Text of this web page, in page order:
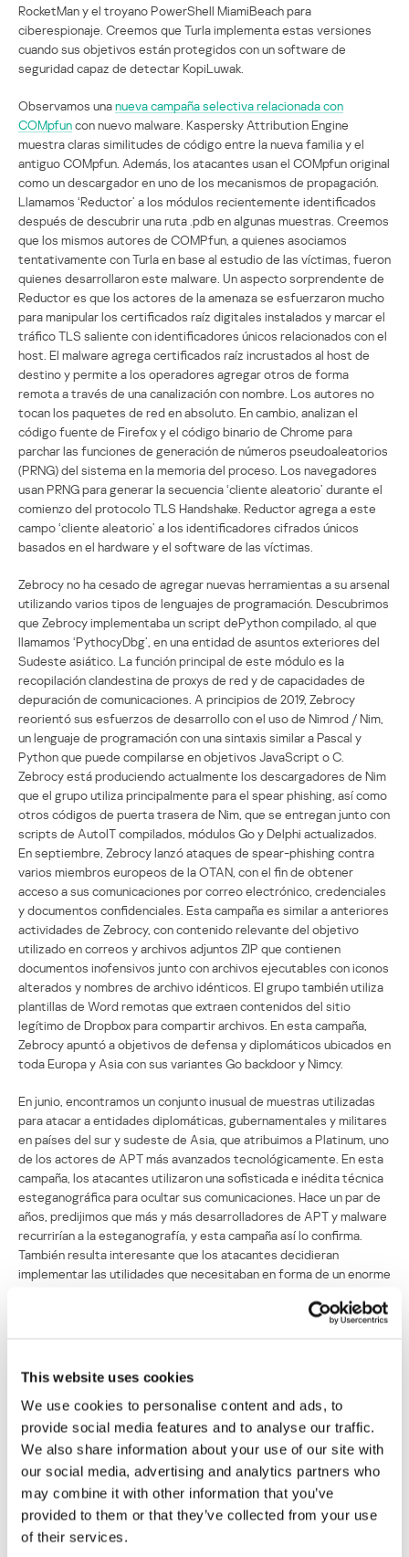
This website uses cookies
We use cookies to personalise content and ads, to
provide social media features and to analyse our traffic.
We also share information about your use of our site with
our social media, advertising and analytics partners who
may combine it with other information that you’ve
provided to them or that they’ve collected from your use
of their services.
RocketMan y el troyano PowerShell MiamiBeach para
ciberespionaje. Creemos que Turla implementa estas versiones
cuando sus objetivos están protegidos con un software de
seguridad capaz de detectar KopiLuwak.
Observamos unanueva campaña selectiva relacionada con
COMpfuncon nuevo malware. Kaspersky Attribution Engine
muestra claras similitudes de código entre la nueva familia y el
antiguo COMpfun. Además, los atacantes usan el COMpfun original
como un descargador en uno de los mecanismos de propagación.
Llamamos ‘Reductor’ a los módulos recientemente identificados
después de descubrir una ruta .pdb en algunas muestras. Creemos
que los mismos autores de COMPfun, a quienes asociamos
tentativamente con Turla en base al estudio de las víctimas, fueron
quienes desarrollaron este malware. Un aspecto sorprendente de
Reductor es que los actores de la amenaza se esfuerzaron mucho
para manipular los certificados raíz digitales instalados y marcar el
tráfico TLS saliente con identificadores únicos relacionados con el
host. El malware agrega certificados raíz incrustados al host de
destino y permite a los operadores agregar otros de forma
remota a través de una canalización con nombre. Los autores no
tocan los paquetes de red en absoluto. En cambio, analizan el
código fuente de Firefox y el código binario de Chrome para
parchar las funciones de generación de números pseudoaleatorios
(PRNG) del sistema en la memoria del proceso. Los navegadores
usan PRNG para generar la secuencia ‘cliente aleatorio’ durante el
comienzo del protocolo TLS Handshake. Reductor agrega a este
campo ‘cliente aleatorio’ a los identificadores cifrados únicos
basados en el hardware y el software de las víctimas.
Zebrocy no ha cesado de agregar nuevas herramientas a su arsenal
utilizando varios tipos de lenguajes de programación. Descubrimos
que Zebrocy implementaba un script dePython compilado, al que
llamamos ‘PythocyDbg’, en una entidad de asuntos exteriores del
Sudeste asiático. La función principal de este módulo es la
recopilación clandestina de proxys de red y de capacidades de
depuración de comunicaciones. A principios de 2019, Zebrocy
reorientó sus esfuerzos de desarrollo con el uso de Nimrod / Nim,
un lenguaje de programación con una sintaxis similar a Pascal y
Python que puede compilarse en objetivos JavaScript o C.
Zebrocy está produciendo actualmente los descargadores de Nim
que el grupo utiliza principalmente para el spear phishing, así como
otros códigos de puerta trasera de Nim, que se entregan junto con
scripts de AutoIT compilados, módulos Go y Delphi actualizados.
En septiembre, Zebrocy lanzó ataques de spear-phishing contra
varios miembros europeos de la OTAN, con el fin de obtener
acceso a sus comunicaciones por correo electrónico, credenciales
y documentos confidenciales. Esta campaña es similar a anteriores
actividades de Zebrocy, con contenido relevante del objetivo
utilizado en correos y archivos adjuntos ZIP que contienen
documentos inofensivos junto con archivos ejecutables con iconos
alterados y nombres de archivo idénticos. El grupo también utiliza
plantillas de Word remotas que extraen contenidos del sitio
legítimo de Dropbox para compartir archivos. En esta campaña,
Zebrocy apuntó a objetivos de defensa y diplomáticos ubicados en
toda Europa y Asia con sus variantes Go backdoor y Nimcy.
En junio, encontramos un conjunto inusual de muestras utilizadas
para atacar a entidades diplomáticas, gubernamentales y militares
en países del sur y sudeste de Asia, que atribuimos a Platinum, uno
de los actores de APT más avanzados tecnológicamente. En esta
campaña, los atacantes utilizaron una sofisticada e inédita técnica
esteganográfica para ocultar sus comunicaciones. Hace un par de
años, predijimos que más y más desarrolladores de APT y malware
recurrirían a la esteganografía, y esta campaña así lo confirma.
También resulta interesante que los atacantes decidieran
implementar las utilidades que necesitaban en forma de un enorme
descubrimos que
ciertas similitudes entre este malware y un conjunto de
ProjectC se usaba como un conjunto de herramientas para el
movimiento lateral y, sin estar muy seguros, lo atribuimos a
CloudComputating. Nuestros nuevos hallazgos nos llevan a creer
que el conjunto de actividades de CloudComputating puede
atribuirse a Platinum, y que ProjectC fue uno de sus conjuntos de
herramientas.
Uno de los hallazgos clave de nuestro informe de 2018 sobre